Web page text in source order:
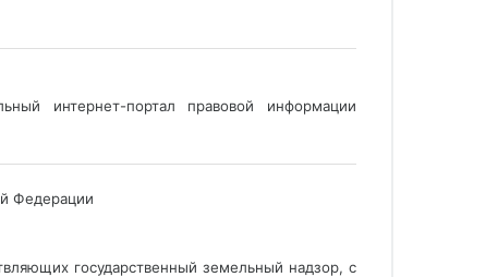
интернет-портал правовой информации
Федерации
государственный земельный надзор, с